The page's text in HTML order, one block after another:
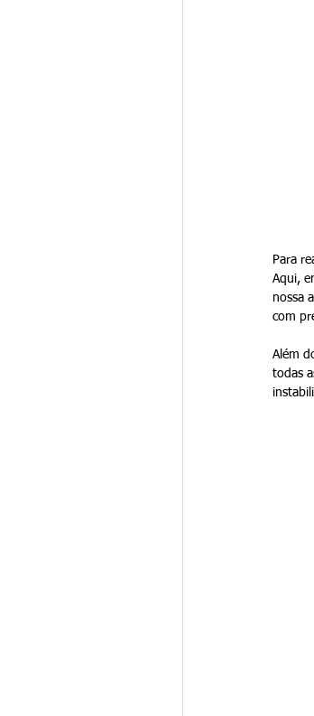
Para
Aqui,
nossa
com
Além
todas